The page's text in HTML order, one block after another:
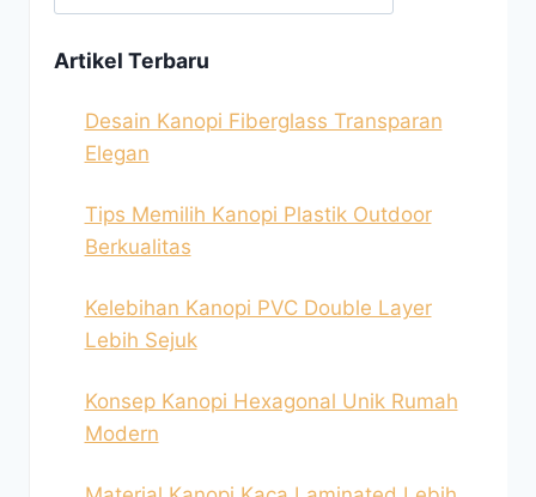
Artikel Terbaru
Desain Kanopi Fiberglass Transparan
Elegan
Tips Memilih Kanopi Plastik Outdoor
Berkualitas
Kelebihan Kanopi PVC Double Layer
Lebih Sejuk
Konsep Kanopi Hexagonal Unik Rumah
Modern